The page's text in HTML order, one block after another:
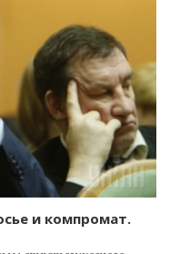
и компромат.